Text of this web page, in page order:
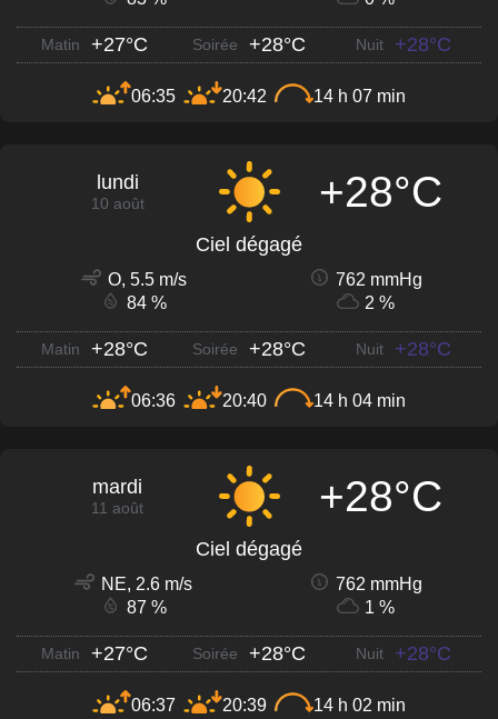
Matin +27°C Soirée +28°C Nuit +28°C
06:35 20:42 14 h 07 min
lundi
10 août +28°C
Ciel dégagé
O, 5.5 m/s
762 mmHg
84 %
2 %
Matin +28°C Soirée +28°C Nuit +28°C
06:36 20:40 14 h 04 min
mardi
11 août +28°C
Ciel dégagé
NE, 2.6 m/s
762 mmHg
87 %
1 %
Matin +27°C Soirée +28°C Nuit +28°C
06:37 20:39 14 h 02 min